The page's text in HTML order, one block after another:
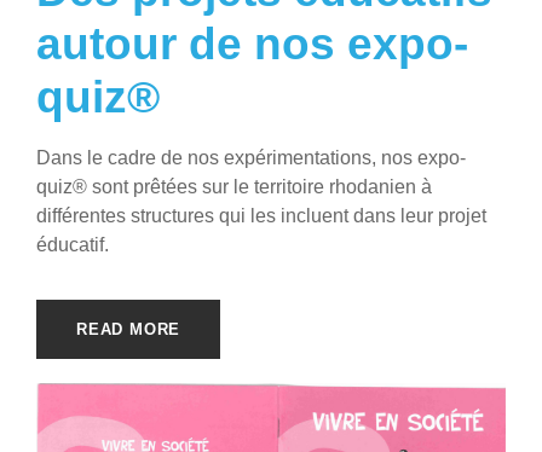
autour de nos expo-
quiz®
Dans le cadre de nos expérimentations, nos expo-
quiz® sont prêtées sur le territoire rhodanien à
différentes structures qui les incluent dans leur projet
éducatif.
READ MORE